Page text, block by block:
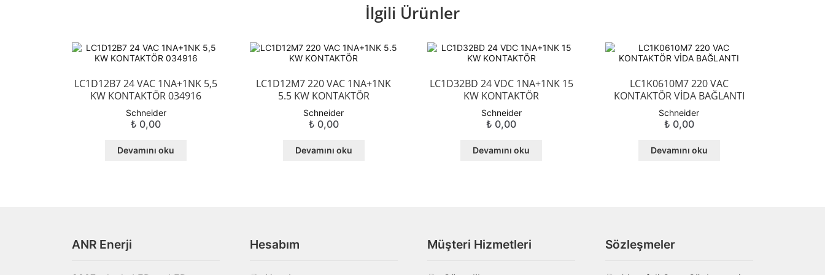
İlgili Ürünler
LC1D12B7 24 VAC 1NA+1NK 5,5
KW KONTAKTÖR 034916
Schneider
₺ 0,00
Devamını oku
LC1D12M7 220 VAC 1NA+1NK
5.5 KW KONTAKTÖR
Schneider
₺ 0,00
Devamını oku
LC1D32BD 24 VDC 1NA+1NK 15
KW KONTAKTÖR
Schneider
₺ 0,00
Devamını oku
LC1K0610M7 220 VAC
KONTAKTÖR VİDA BAĞLANTI
Schneider
₺ 0,00
Devamını oku
ANR Enerji Hesabım Müşteri Hizmetleri Sözleşmeler